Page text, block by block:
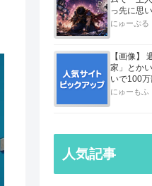
っ先に思
にゅーぷる
【画像】
家」とか
いで100
にゅーもふ
人気記事